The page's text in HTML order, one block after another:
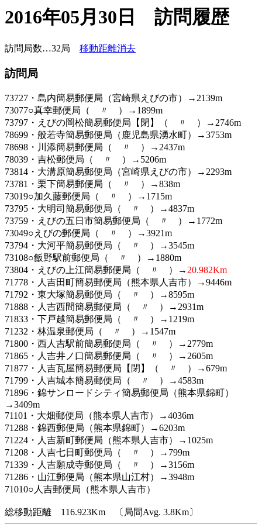
2016年05月30日 訪問履歴
訪問局数…32局 移動距離消去
訪問局
73727・島内簡易郵便局（宮崎県えびの市）→2139m
73077○真幸郵便局（ 〃 ）→1899m
73797・えびの岡松簡易郵便局【閉】（ 〃 ）→2746m
78699・般若寺簡易郵便局（鹿児島県湧水町）→3753m
78698・川添簡易郵便局（ 〃 ）→2437m
78039・吉松郵便局（ 〃 ）→5206m
73814・大溝原簡易郵便局（宮崎県えびの市）→2293m
73781・栗下簡易郵便局（ 〃 ）→838m
73019○加久藤郵便局（ 〃 ）→1715m
73795・大明司簡易郵便局（ 〃 ）→4837m
73759・えびの五日市簡易郵便局（ 〃 ）→1772m
73049○えびの郵便局（ 〃 ）→3921m
73794・大河平簡易郵便局（ 〃 ）→3545m
73108○飯野駅前郵便局（ 〃 ）→1880m
73804・えびの上江簡易郵便局（ 〃 ）→ 20.982Km
71778・人吉田町簡易郵便局（熊本県人吉市）→9446m
71792・東大塚簡易郵便局（ 〃 ）→8595m
71888・人吉西間簡易郵便局（ 〃 ）→2931m
71833・下戸越簡易郵便局（ 〃 ）→1219m
71232・林温泉郵便局（ 〃 ）→1547m
71800・西人吉駅前簡易郵便局（ 〃 ）→2779m
71865・人吉井ノ口簡易郵便局（ 〃 ）→2605m
71877・人吉瓦屋簡易郵便局【閉】（ 〃 ）→679m
71799・人吉城本簡易郵便局（ 〃 ）→4583m
71896・錦サンロードシティ簡易郵便局（熊本県錦町）
→3409m
71101・大畑郵便局（熊本県人吉市）→4036m
71288・錦西郵便局（熊本県錦町）→6203m
71224・人吉新町郵便局（熊本県人吉市）→1025m
71208・人吉七日町郵便局（ 〃 ）→799m
71339・人吉願成寺郵便局（ 〃 ）→3156m
71286・山江郵便局（熊本県山江村）→3948m
71010○人吉郵便局（熊本県人吉市）
総移動距離 116.923Km 〔局間Avg. 3.8Km〕